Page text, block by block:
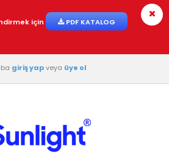
için
PDF KATALOG
giriş yapveya üye ol